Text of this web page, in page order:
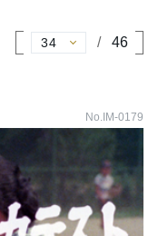
46
No.IM-0179